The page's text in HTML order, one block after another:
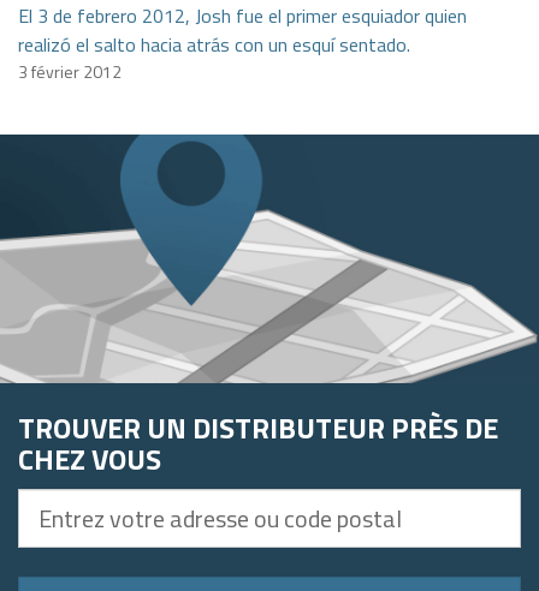
El 3 de febrero 2012, Josh fue el primer esquiador quien
realizó el salto hacia atrás con un esquí sentado.
3 février 2012
TROUVER UN DISTRIBUTEUR PRÈS DE
CHEZ VOUS
votre